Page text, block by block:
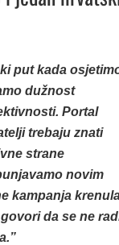
put kada
dužnost
Portal
trebaju znati
strane
novim
kampanja
da se ne